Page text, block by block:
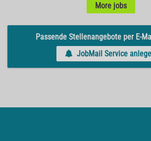
More jobs
Passende Stellenangebote per E-
JobMail Service